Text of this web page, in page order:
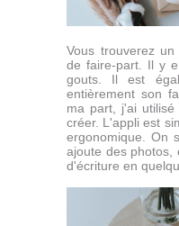
Vous trouverez
de faire-part. Il y
gouts. Il est
entièrement son
ma part, j'ai utilisé
créer. L'appli est
ergonomique. On
ajoute des photos,
d'écriture en